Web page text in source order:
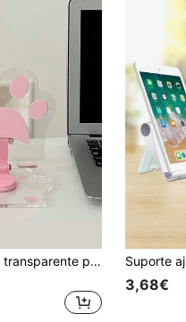
1 peça Suporte transparente para tablet e telemóvel com pata de gato rosa, rotação 360° e dobrável, compatível com iPhone e telemóveis Android, presente de aniversário para família e amigos, suporte para telemóvel, acessório para telemóvel
3,68€